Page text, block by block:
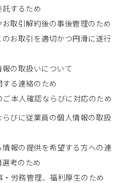
するため
お取引解約後の事後管理のため
のお取引を適切かつ円滑に遂行
報の取扱いについて
る連絡のため
ご本人確認ならびに対応のため
らびに従業員の個人情報の取扱
情報の提供を希望する方への連
考のため
・労務管理、福利厚生のため